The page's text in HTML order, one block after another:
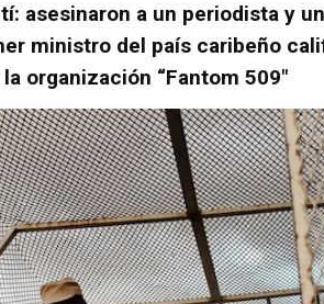
asesinaron a un periodista y
ministro del país caribeño
organización “Fantom 509″